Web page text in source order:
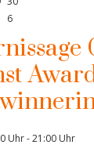
6
Uhr-21:00 Uhr